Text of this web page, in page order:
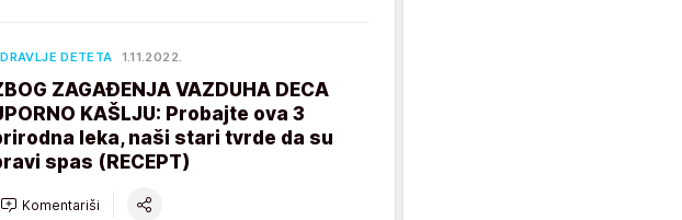
DETETA 1.11.2022.
ZAGAĐENJA VAZDUHA DECA
KAŠLJU: Probajte ova 3
leka, naši stari tvrde da su
spas (RECEPT)
Komentariši